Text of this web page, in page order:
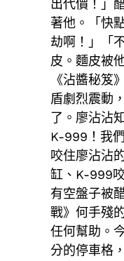
出代價！」
著他。「快
劫啊！」「
皮。麵皮被
《沾醬秘笈
盾劇烈震動
了。廖沾沾
K-999！我
咬住廖沾沾
缸、K-999
有空盤子被
戰》何手殘
任何幫助。
分的停車格